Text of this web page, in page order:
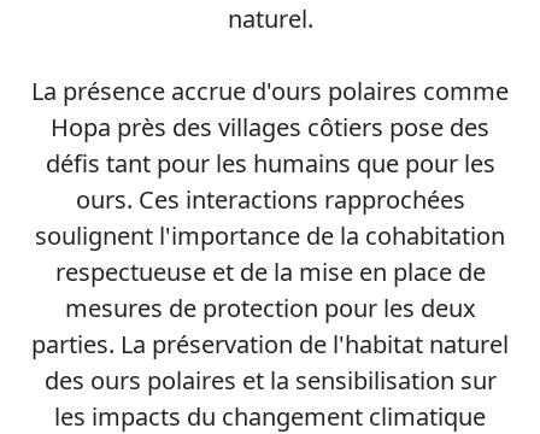
naturel.
La présence accrue d'ours polaires comme
Hopa près des villages côtiers pose des
défis tant pour les humains que pour les
ours. Ces interactions rapprochées
soulignent l'importance de la cohabitation
respectueuse et de la mise en place de
mesures de protection pour les deux
parties. La préservation de l'habitat naturel
des ours polaires et la sensibilisation sur
les impacts du changement climatique